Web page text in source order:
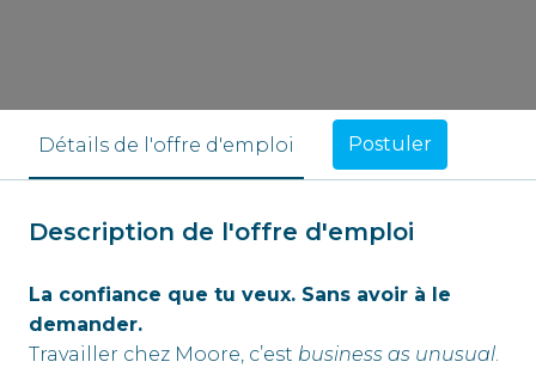
Détails de l'offre d'emploi Postuler
Description de l'offre d'emploi
La confiance que tu veux. Sans avoir à le
demander.
Travailler chez Moore, c’est business as unusual.